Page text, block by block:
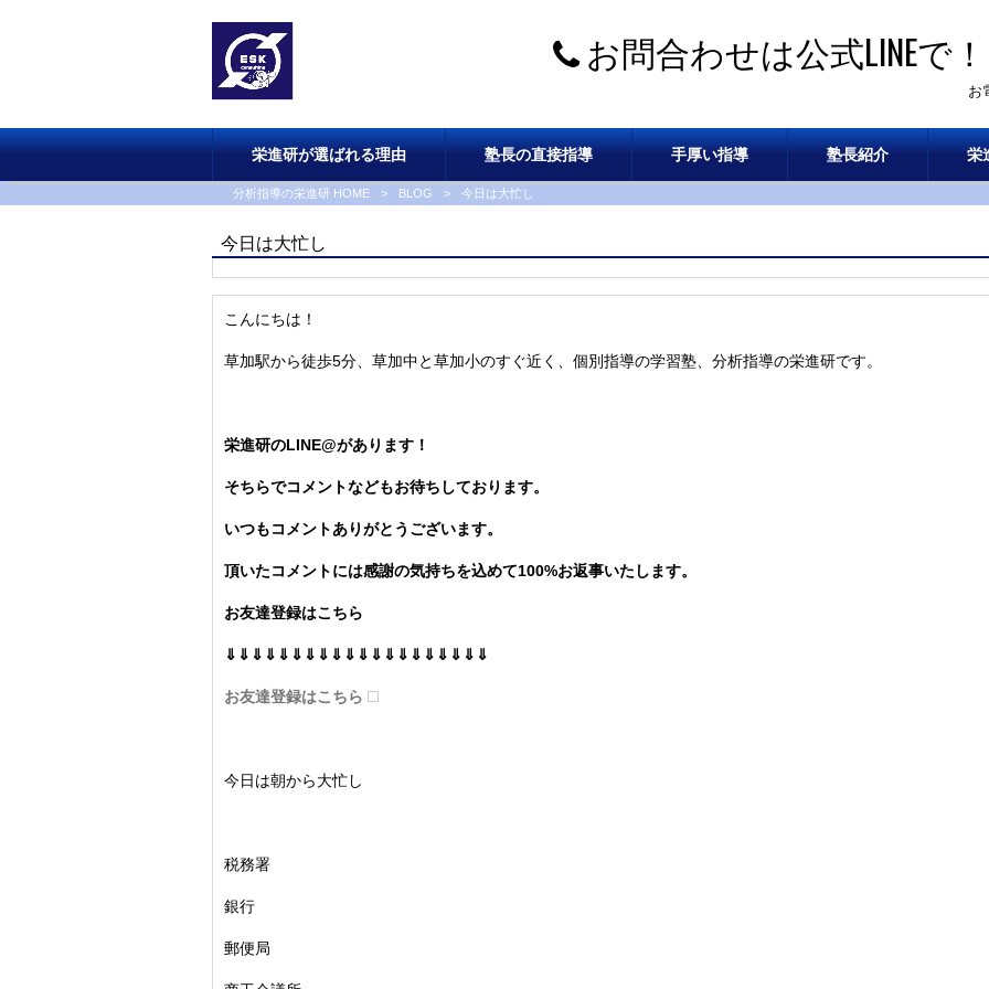
お問合わせは公式LINEで！
お
栄進研が選ばれる理由 塾長の直接指導 手厚い指導 塾長紹介 栄
分析指導の栄進研 HOME > BLOG > 今日は大忙し
今日は大忙し
こんにちは！
草加駅から徒歩5分、草加中と草加小のすぐ近く、個別指導の学習塾、分析指導の栄進研です。
栄進研のLINE@があります！
そちらでコメントなどもお待ちしております。
いつもコメントありがとうございます。
頂いたコメントには感謝の気持ちを込めて100%お返事いたします。
お友達登録はこちら
⇓⇓⇓⇓⇓⇓⇓⇓⇓⇓⇓⇓⇓⇓⇓⇓⇓⇓⇓⇓
お友達登録はこちら
今日は朝から大忙し
税務署
銀行
郵便局